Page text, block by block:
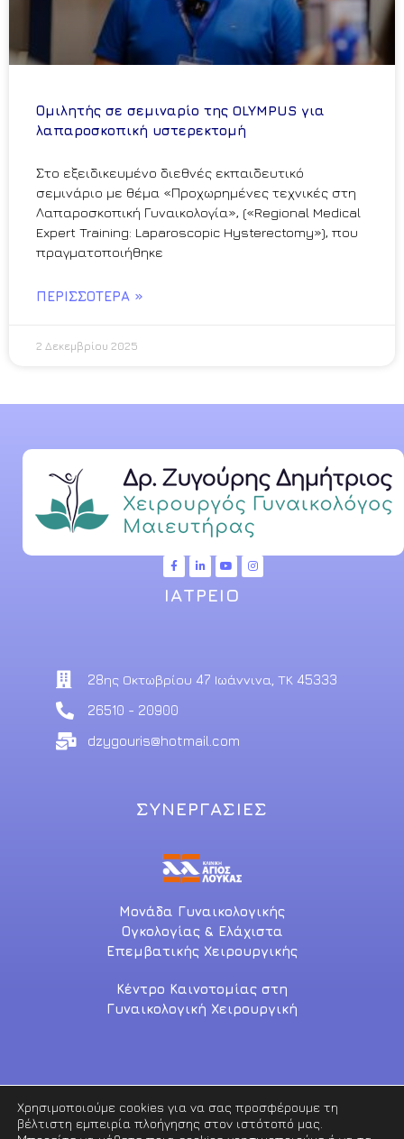
Ομιλητής σε σεμιναρίο της OLYMPUS για
λαπαροσκοπική υστερεκτομή
Στο εξειδικευμένο διεθνές εκπαιδευτικό
σεμινάριο με θέμα «Προχωρημένες τεχνικές στη
Λαπαροσκοπική Γυναικολογία», («Regional Medical
Expert Training: Laparoscopic Hysterectomy»), που
πραγματοποιήθηκε
ΠΕΡΙΣΣΌΤΕΡΑ »
2 Δεκεμβρίου 2025
ΙΑΤΡΕΙΟ
28ης Οκτωβρίου 47 Ιωάννινα, ΤΚ 45333
26510 - 20900
dzygouris@hotmail.com
ΣΥΝΕΡΓΑΣΙΕΣ
Μονάδα Γυναικολογικής
Ογκολογίας & Ελάχιστα
Επεμβατικής Χειρουργικής
Κέντρο Καινοτομίας στη
Γυναικολογική Χειρουργική
Copyright © 2021. All rights reserved
Χρησιμοποιούμε cookies για να σας προσφέρουμε τη
βέλτιστη εμπειρία πλοήγησης στον ιστότοπό μας.